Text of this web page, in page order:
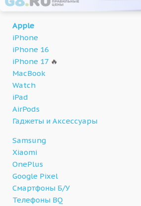
Apple
iPhone
iPhone 16
iPhone 17 🔥
MacBook
Watch
iPad
AirPods
Гаджеты и Аксессуары
Samsung
Xiaomi
OnePlus
Google Pixel
Смартфоны Б/У
Телефоны BQ